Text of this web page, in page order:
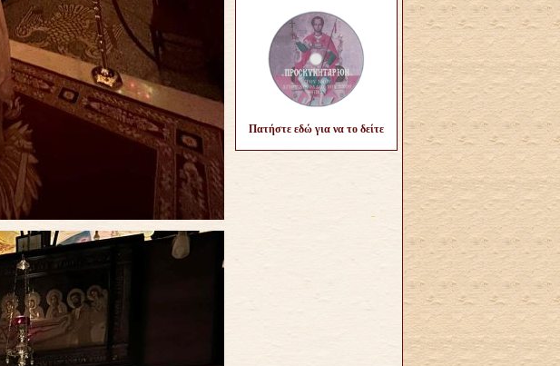
Πατήστε εδώ για να το δείτε